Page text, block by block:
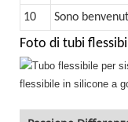
10 Sono
Foto di tubi